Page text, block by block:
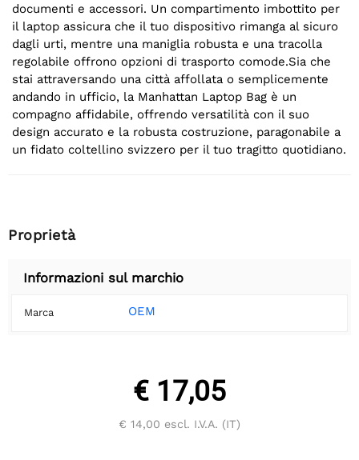
documenti e accessori. Un compartimento imbottito per
il laptop assicura che il tuo dispositivo rimanga al sicuro
dagli urti, mentre una maniglia robusta e una tracolla
regolabile offrono opzioni di trasporto comode.Sia che
stai attraversando una città affollata o semplicemente
andando in ufficio, la Manhattan Laptop Bag è un
compagno affidabile, offrendo versatilità con il suo
design accurato e la robusta costruzione, paragonabile a
un fidato coltellino svizzero per il tuo tragitto quotidiano.
Proprietà
Informazioni sul marchio
Marca OEM
€ 17,05
€ 14,00 escl. I.V.A. (IT)